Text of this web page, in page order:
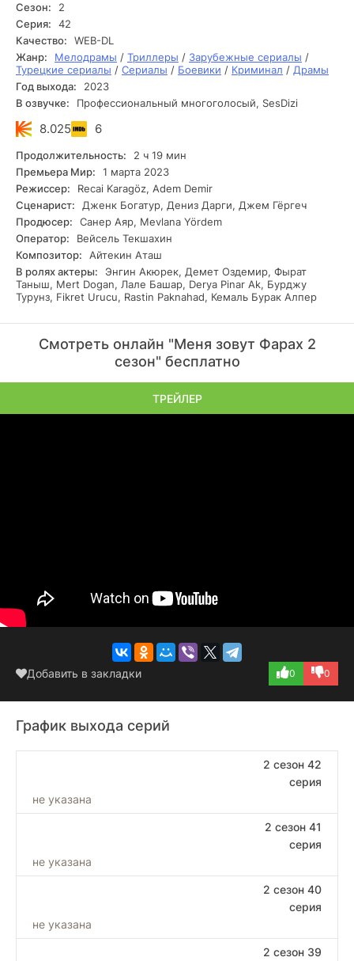
Сезон:
2
Серия:
42
Качество:
WEB-DL
Жанр:
Мелодрамы / Триллеры / Зарубежные сериалы /
Турецкие сериалы / Сериалы / Боевики / Криминал / Драмы
Год выхода:
2023
В озвучке:
Профессиональный многоголосый, SesDizi
8.025 6
Продолжительность:
2 ч 19 мин
Премьера Мир:
1 марта 2023
Режиссер:
Recai Karagöz, Adem Demir
Сценарист:
Дженк Богатур, Дениз Дарги, Джем Гёргеч
Продюсер:
Санер Аяр, Mevlana Yördem
Оператор:
Вейсель Текшахин
Композитор:
Айтекин Аташ
В ролях актеры:
Энгин Акюрек, Демет Оздемир, Фырат
Таныш, Mert Dogan, Лале Башар, Derya Pinar Ak, Бурджу
Турунз, Fikret Urucu, Rastin Paknahad, Кемаль Бурак Алпер
Смотреть онлайн "Меня зовут Фарах 2
сезон" бесплатно
ТРЕЙЛЕР
Добавить в закладки 0 0
График выхода серий
2 сезон 42
серия
не указана
2 сезон 41
серия
не указана
2 сезон 40
серия
не указана
2 сезон 39